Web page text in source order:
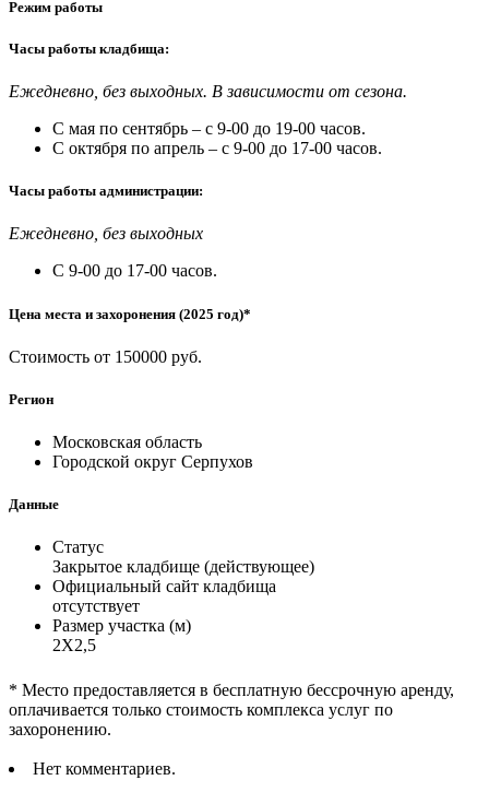
Режим работы
Часы работы кладбища:
Ежедневно, без выходных. В зависимости от сезона.
С мая по сентябрь – с 9-00 до 19-00 часов.
С октября по апрель – с 9-00 до 17-00 часов.
Часы работы администрации:
Ежедневно, без выходных
С 9-00 до 17-00 часов.
Цена места и захоронения (2025 год)*
Стоимость от 150000 руб.
Регион
Московская область
Городской округ Серпухов
Данные
Статус
Закрытое кладбище (действующее)
Официальный сайт кладбища
отсутствует
Размер участка (м)
2Х2,5
* Место предоставляется в бесплатную бессрочную аренду,
оплачивается только стоимость комплекса услуг по
захоронению.
Нет комментариев.